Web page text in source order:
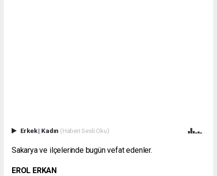
Erkek| Kadın (Haberi Sesli Oku)
Sakarya ve ilçelerinde bugün vefat edenler.
EROL ERKAN